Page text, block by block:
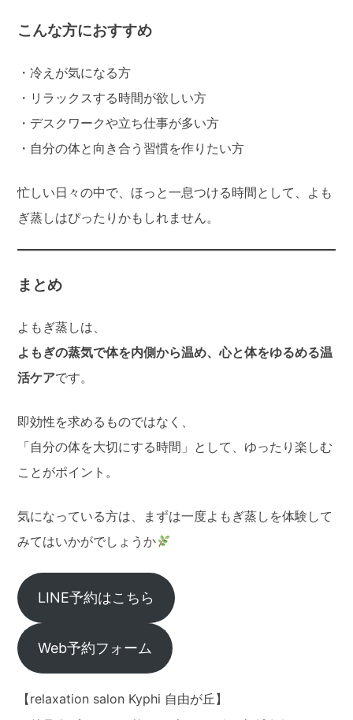
こんな方におすすめ
・冷えが気になる方
・リラックスする時間が欲しい方
・デスクワークや立ち仕事が多い方
・自分の体と向き合う習慣を作りたい方
忙しい日々の中で、ほっと一息つける時間として、よも
ぎ蒸しはぴったりかもしれません。
まとめ
よもぎ蒸しは、
よもぎの蒸気で体を内側から温め、心と体をゆるめる温
活ケアです。
即効性を求めるものではなく、
「自分の体を大切にする時間」として、ゆったり楽しむ
ことがポイント。
気になっている方は、まずは一度よもぎ蒸しを体験して
みてはいかがでしょうか
LINE予約はこちら
Web予約フォーム
【relaxation salon Kyphi 自由が丘】